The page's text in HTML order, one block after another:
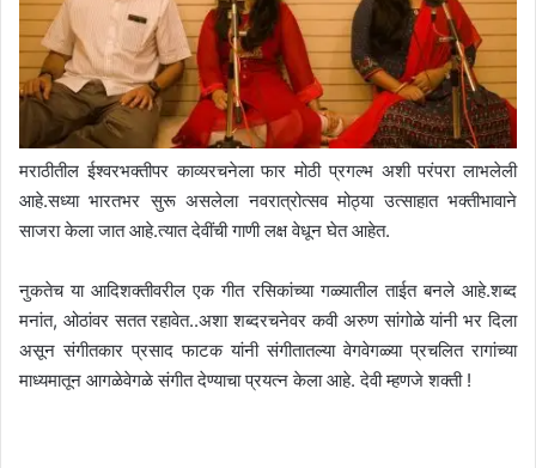
मराठीतील ईश्वरभक्तीपर काव्यरचनेला फार मोठी प्रगल्भ अशी परंपरा लाभलेली
आहे.सध्या भारतभर सुरू असलेला नवरात्रोत्सव मोठ्या उत्साहात भक्तीभावाने
साजरा केला जात आहे.त्यात देवींची गाणी लक्ष वेधून घेत आहेत.
नुकतेच या आदिशक्तीवरील एक गीत रसिकांच्या गळ्यातील ताईत बनले आहे.शब्द
मनांत, ओठांवर सतत रहावेत..अशा शब्दरचनेवर कवी अरुण सांगोळे यांनी भर दिला
असून संगीतकार प्रसाद फाटक यांनी संगीतातल्या वेगवेगळ्या प्रचलित रागांच्या
माध्यमातून आगळेवेगळे संगीत देण्याचा प्रयत्न केला आहे. देवी म्हणजे शक्ती !